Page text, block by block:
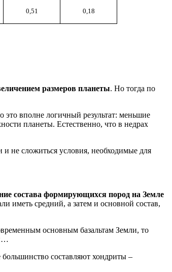
0,51 0,18
размеров планеты. Но тогда по
вполне логичный результат: меньшие
планеты. Естественно, что в недрах
не сложиться условия, необходимые для
состава формирующихся пород на Земле
иметь средний, а затем и основной состав,
основным базальтам Земли, то
составляют хондриты –